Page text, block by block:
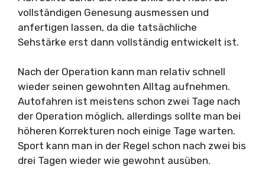
vollständigen Genesung ausmessen und
anfertigen lassen, da die tatsächliche
Sehstärke erst dann vollständig entwickelt ist.
Nach der Operation kann man relativ schnell
wieder seinen gewohnten Alltag aufnehmen.
Autofahren ist meistens schon zwei Tage nach
der Operation möglich, allerdings sollte man bei
höheren Korrekturen noch einige Tage warten.
Sport kann man in der Regel schon nach zwei bis
drei Tagen wieder wie gewohnt ausüben.